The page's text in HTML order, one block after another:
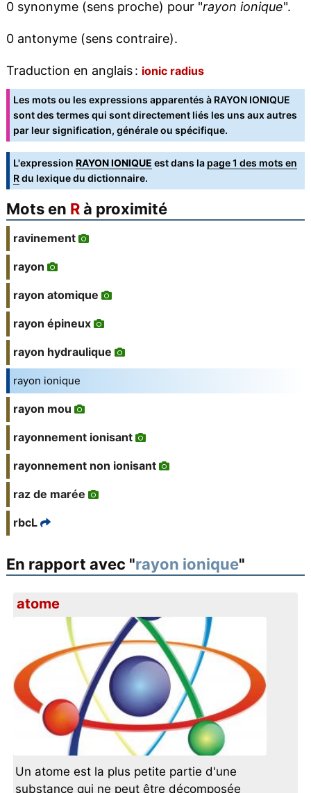
0 synonyme (sens proche) pour "rayon ionique".
0 antonyme (sens contraire).
Traduction en anglais : ionic radius
Les mots ou les expressions apparentés à RAYON IONIQUE
sont des termes qui sont directement liés les uns aux autres
par leur signification, générale ou spécifique.
L'expression RAYON IONIQUE est dans la page 1 des mots en
Rdu lexique du dictionnaire.
Mots en Rà proximité
ravinement
rayon
rayon atomique
rayon épineux
rayon hydraulique
rayon ionique
rayon mou
rayonnement ionisant
rayonnement non ionisant
raz de marée
rbcL
En rapport avec "rayon ionique"
atome
Un atome est la plus petite partie d'une
substance qui ne peut être décomposée